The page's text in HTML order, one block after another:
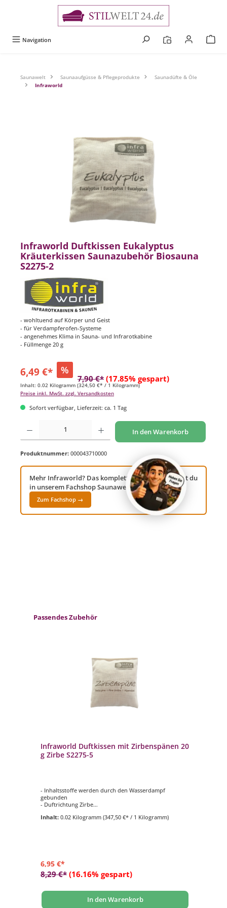
Navigation
Saunawelt Saunaaufgüsse & Pflegeprodukte
Saunadüfte & Öle
Infraworld
Infraworld Duftkissen Eukalyptus
Kräuterkissen Saunazubehör Biosauna
S2275-2
- wohltuend auf Körper und Geist
- für Verdampferofen-Systeme
- angenehmes Klima in Sauna- und Infrarotkabine
- Füllmenge 20 g
6,49 €* %
7,90 €* (17.85% gespart)
Inhalt: 0.02 Kilogramm (324,50 €* / 1 Kilogramm)
Preise inkl. MwSt. zzgl. Versandkosten
Sofort verfügbar, Lieferzeit: ca. 1 Tag
Produkt Anzahl: Gib den gewünschten Wert ein oder benutze die Schaltflächen um
In den Warenkorb
Produktnummer: 000043710000
Mehr Infraworld? Das komplette Sortiment findest du
in unserem Fachshop Saunawelt24!
Zum Fachshop →
Produktgalerie überspringen
Passendes Zubehör
Infraworld Duftkissen mit Zirbenspänen 20
g Zirbe S2275-5
- Inhaltsstoffe werden durch den Wasserdampf
gebunden
- Duftrichtung Zirbe
- Füllmenge 20 g
Inhalt: 0.02 Kilogramm (347,50 €* / 1 Kilogramm)
6,95 €*
8,29 €* (16.16% gespart)
In den Warenkorb